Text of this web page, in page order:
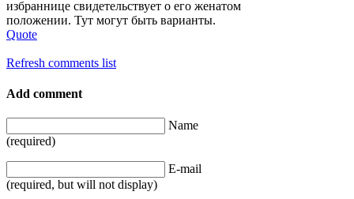
избраннице свидетельствует о его женатом
положении. Тут могут быть варианты.
Quote
Refresh comments list
Add comment
Name
(required)
E-mail
(required, but will not display)